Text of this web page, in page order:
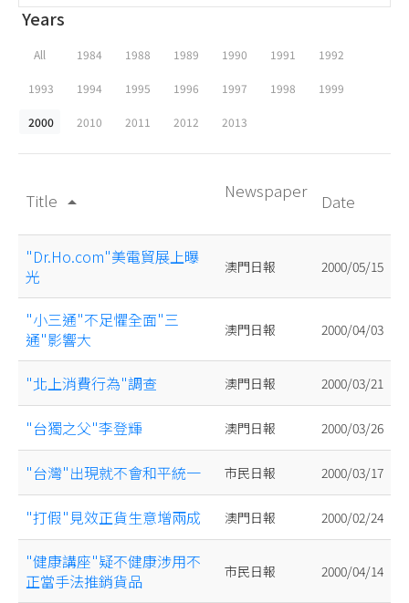
Years
All 1984 1988 1989 1990 1991 1992
1993 1994 1995 1996 1997 1998 1999
2000 2010 2011 2012 2013
Title arrow_drop_up
Newspaper Date
"Dr.Ho.com"美電貿展上曝
光
澳門日報 2000/05/15
"小三通"不足懼全面"三
通"影響大
澳門日報 2000/04/03
"北上消費行為"調查 澳門日報 2000/03/21
"台獨之父"李登輝 澳門日報 2000/03/26
"台灣"出現就不會和平統一 市民日報 2000/03/17
"打假"見效正貨生意增兩成 澳門日報 2000/02/24
"健康講座"疑不健康涉用不
正當手法推銷貨品
市民日報 2000/04/14